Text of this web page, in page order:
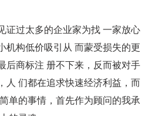
过太多的企业家为找 一家放心
机构低价吸引从 而蒙受损失的更
后商标注 册不下来，反而被对手
人 们都在追求快速经济利益，而
单的事情，首先作为顾问的我承